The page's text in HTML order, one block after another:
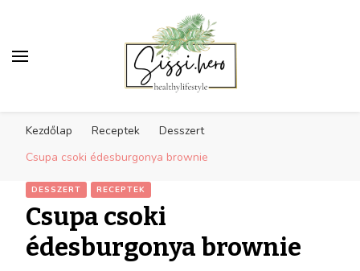
inspiráció
életmódra
Kezdőlap Receptek
Desszert
Csupa csoki édesburgonya brownie
DESSZERT RECEPTEK
Csupa csoki
édesburgonya brownie